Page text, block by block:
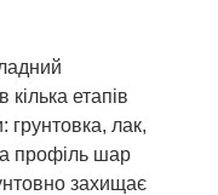
етапів
лак,
профіль шар
захищає